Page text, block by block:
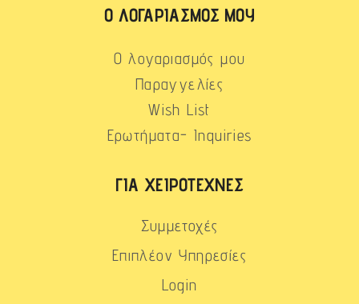
Ο ΛΟΓΑΡΙΑΣΜΌΣ ΜΟΥ
Ο λογαριασμός μου
Παραγγελίες
Wish List
Ερωτήματα- Inquiries
ΓΙΑ ΧΕΙΡΟΤΈΧΝΕΣ
Συμμετοχές
Επιπλέον Υπηρεσίες
Login